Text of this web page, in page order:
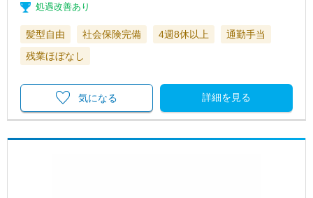
処遇改善あり
髪型自由 社会保険完備 4週8休以上
通勤手当
残業ほぼなし
詳細を見る
気になる